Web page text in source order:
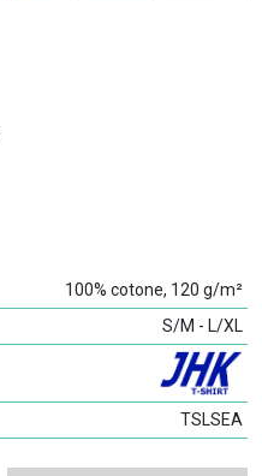
100% cotone, 120 g/m²
S/M - L/XL
TSLSEA